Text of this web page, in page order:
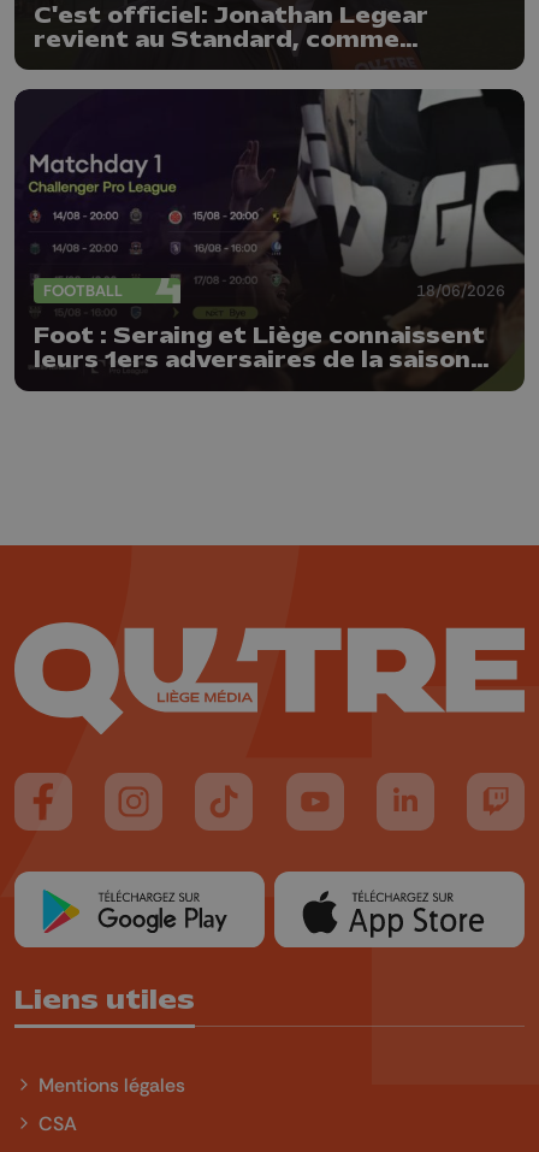
C'est officiel: Jonathan Legear
revient au Standard, comme
entraîneur adjoint
FOOTBALL 18/06/2026
Foot : Seraing et Liège connaissent
leurs 1ers adversaires de la saison
Suivez-nous sur FaceBook
Suivez-nous sur Instagram
Suivez-nous sur TikTok
Suivez-nous sur YouTube
Suivez-nous
Liens utiles
Mentions légales
CSA